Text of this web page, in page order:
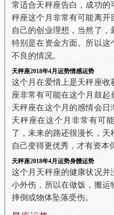
常适合天秤座告白，成功的
秤座这个月非常有可能离
自己的创业理想，当然了，
特别是在资金方面。所以
不良的情况。
天秤座2018年4月运势情感运势
这个月在爱情上是天秤座
座非常有可能在这个月鼓
天秤座在这个月的感情会
天秤座在这个月非常有可
了，未来的路还很漫长，
自己变得更优秀，才有资本
天秤座2018年4月运势身體运势
这个月天秤座的健康状况
小外伤，所以在做饭，搬运
摔倒或物体坠落受伤。